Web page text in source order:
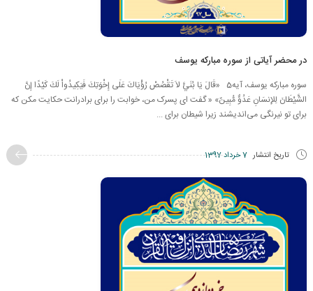
در محضر آیاتی از سوره مبارکه یوسف
سوره مبارکه یوسف، آیه5 «قَالَ يَا بُنَيَّ لاَ تَقْصُصْ رُؤْيَاكَ عَلَى إِخْوَتِكَ فَيَكِيدُواْ لَكَ كَيْدًا إِنَّ
الشَّيْطَانَ لِلإِنسَانِ عَدُوٌّ مُّبِينٌ» « گفت اى پسرک من، خوابت را براى برادرانت ‏حكايت مكن كه
براى تو نيرنگى می‌انديشند زيرا شيطان براى ...
تاریخ انتشار 7 خرداد 1397